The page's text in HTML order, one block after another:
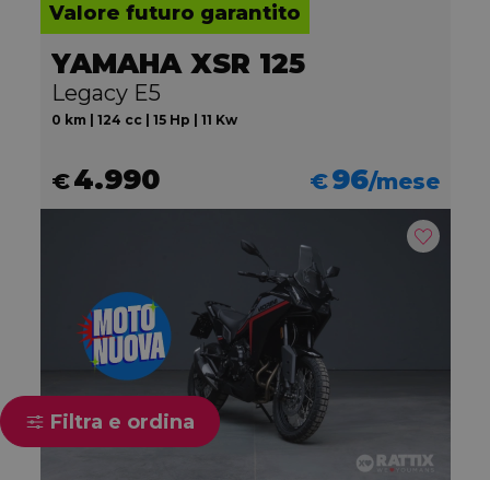
Valore futuro garantito
YAMAHA XSR 125
Legacy E5
0 km | 124 cc | 15 Hp | 11 Kw
€4.990 €96/mese
Filtra e ordina